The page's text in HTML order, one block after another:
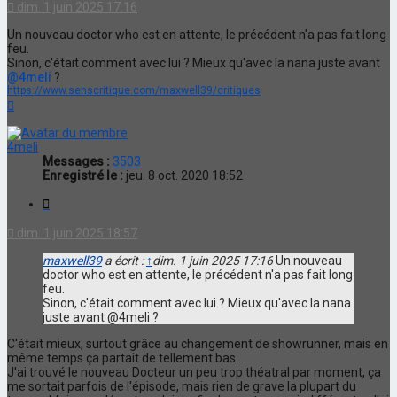
dim. 1 juin 2025 17:16
Un nouveau doctor who est en attente, le précédent n'a pas fait long
feu.
Sinon, c'était comment avec lui ? Mieux qu'avec la nana juste avant
@4meli ?
https://www.senscritique.com/maxwell39/critiques
4meli
Messages : 3503
Enregistré le : jeu. 8 oct. 2020 18:52
dim. 1 juin 2025 18:57
maxwell39a écrit : ↑dim. 1 juin 2025 17:16Un nouveau
doctor who est en attente, le précédent n'a pas fait long
feu.
Sinon, c'était comment avec lui ? Mieux qu'avec la nana
juste avant @4meli ?
C'était mieux, surtout grâce au changement de showrunner, mais en
même temps ça partait de tellement bas...
J'ai trouvé le nouveau Docteur un peu trop théatral par moment, ça
me sortait parfois de l'épisode, mais rien de grave la plupart du